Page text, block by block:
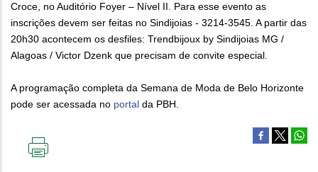
Croce, no Auditório Foyer – Nível II. Para esse evento as
inscrições devem ser feitas no Sindijoias - 3214-3545. A partir das
20h30 acontecem os desfiles: Trendbijoux by Sindijoias MG /
Alagoas / Victor Dzenk que precisam de convite especial.
A programação completa da Semana de Moda de Belo Horizonte
pode ser acessada no portal da PBH.